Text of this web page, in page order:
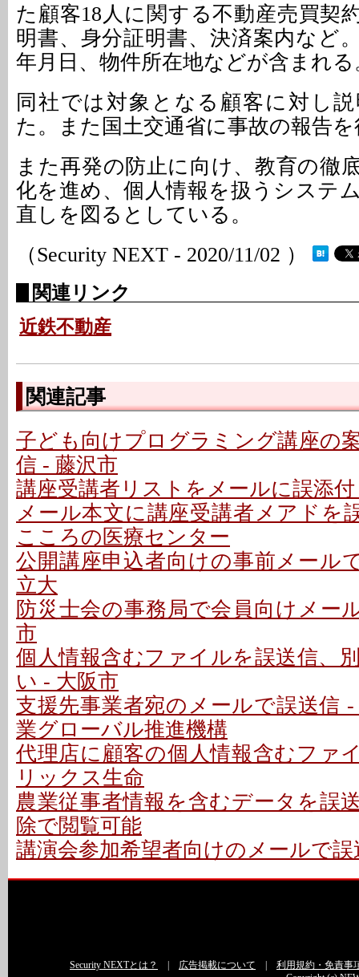
た顧客18人に関する不動産売買契
明書、身分証明書、決済案内など
年月日、物件所在地などが含まれる
同社では対象となる顧客に対し
た。また国土交通省に事故の報告
また再発の防止に向け、教育の徹
化を進め、個人情報を扱うシステ
直しを図るとしている。
（Security NEXT - 2020/11/02 ）
関連リンク
近鉄不動産
関連記事
子ども向けプログラミング講座の
信 - 藤沢市
講座受講者リストをメールに誤添
メール本文に講座受講者メアドを
こころの医療センター
公開講座申込者向けの事前メール
立大
防災士会の事務局で会員向けメー
市
個人情報含むファイルを誤送信、
い - 大阪市
支援先事業者宛のメールで誤送信
業グローバル推進機構
代理店に顧客の個人情報含むファ
リックス生命
農業従事者情報を含むデータを誤
除で閲覧可能
講演会参加希望者向けのメールで
Security NEXTとは？ 広告掲載について
利用規約・免責事